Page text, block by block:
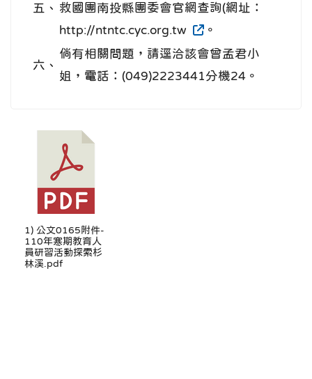
五、 救國團南投縣團委會官網查詢(網址：
http://ntntc.cyc.org.tw
。
六、
倘有相關問題，請逕洽該會曾孟君小
姐，電話：(049)2223441分機24。
1) 公文0165附件-
110年寒期教育人
員研習活動探索杉
林溪.pdf